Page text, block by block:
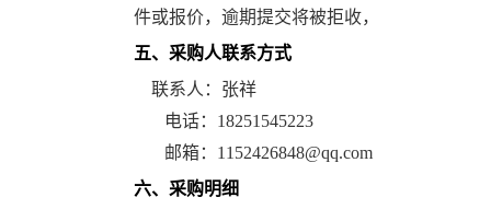
件或报价，逾期提交将被拒收，
五、采购人联系方式
联系人：张祥
电话：18251545223
邮箱：1152426848@qq.com
六、采购明细